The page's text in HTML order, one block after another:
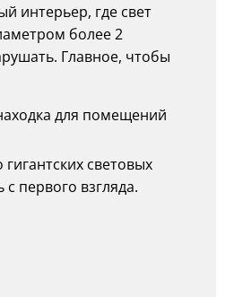
интерьер, где свет
более 2
Главное, чтобы
для помещений
световых
первого взгляда.